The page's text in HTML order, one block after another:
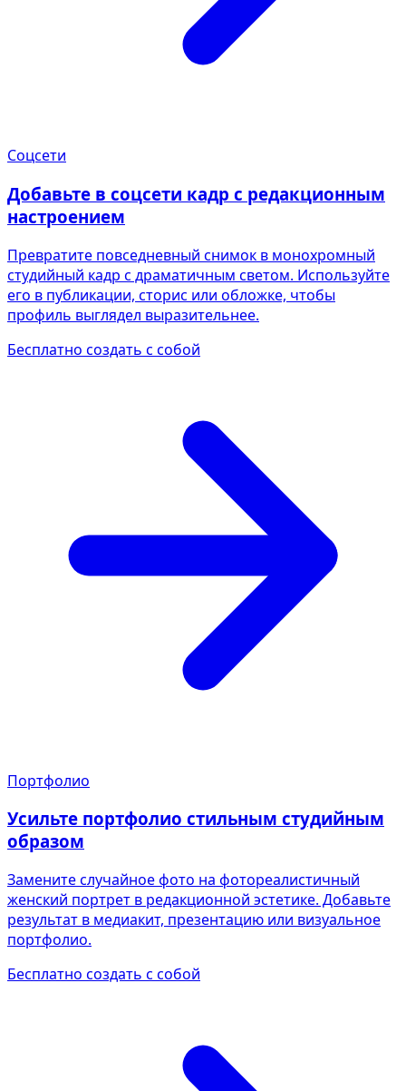
Соцсети
Добавьте в соцсети кадр с редакционным
настроением
Превратите повседневный снимок в монохромный
студийный кадр с драматичным светом. Используйте
его в публикации, сторис или обложке, чтобы
профиль выглядел выразительнее.
Бесплатно создать с собой
Портфолио
Усильте портфолио стильным студийным
образом
Замените случайное фото на фотореалистичный
женский портрет в редакционной эстетике. Добавьте
результат в медиакит, презентацию или визуальное
портфолио.
Бесплатно создать с собой